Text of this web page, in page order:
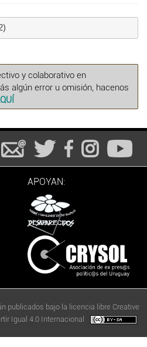
y colaborativo en
algún error u omisión, hacenos
APOYAN:
publicados bajo la licencia libre Creative
Igual 4.0 Internacional